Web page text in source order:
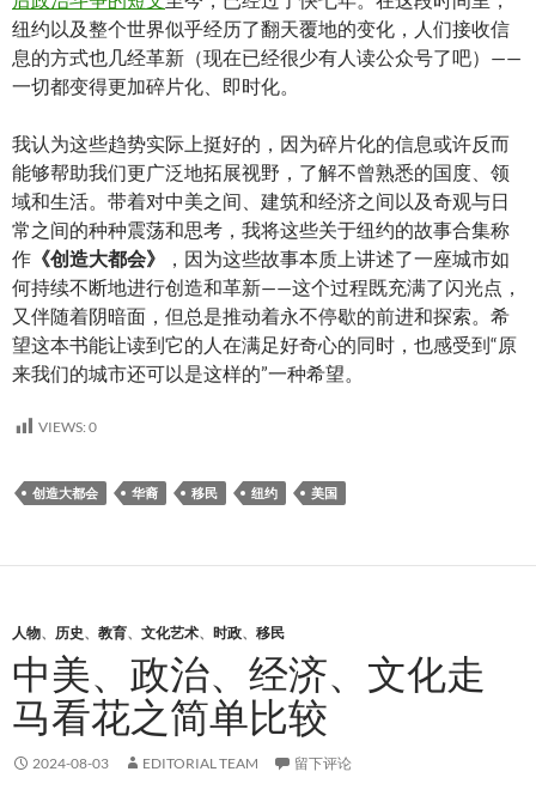
纽约以及整个世界似乎经历了翻天覆地的变化，人们接收信
息的方式也几经革新（现在已经很少有人读公众号了吧）——
一切都变得更加碎片化、即时化。
我认为这些趋势实际上挺好的，因为碎片化的信息或许反而
能够帮助我们更广泛地拓展视野，了解不曾熟悉的国度、领
域和生活。带着对中美之间、建筑和经济之间以及奇观与日
常之间的种种震荡和思考，我将这些关于纽约的故事合集称
作 《创造大都会》
，因为这些故事本质上讲述了一座城市如
何持续不断地进行创造和革新——这个过程既充满了闪光点，
又伴随着阴暗面，但总是推动着永不停歇的前进和探索。希
望这本书能让读到它的人在满足好奇心的同时，也感受到“原
来我们的城市还可以是这样的”一种希望。
VIEWS: 0
创造大都会 华裔 移民 纽约 美国
人物、 历史、 教育、 文化艺术、 时政、 移民
中美、政治、经济、文化走
马看花之简单比较
2024-08-03 EDITORIAL TEAM 留下评论